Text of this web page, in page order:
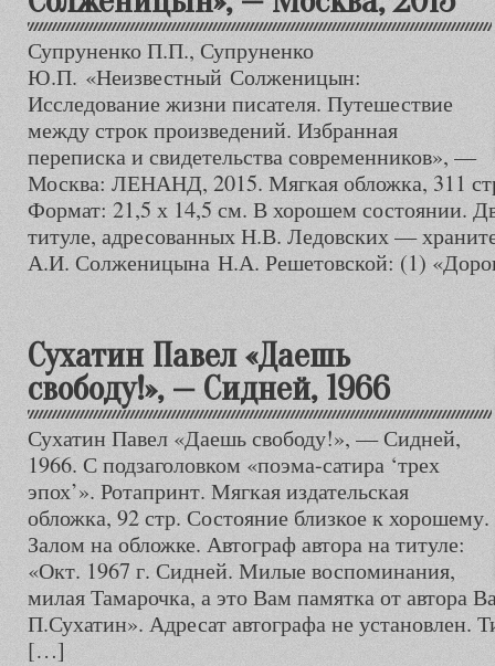
Супруненко П.П., Супруненко
Ю.П. «Неизвестный Солженицын:
Исследование жизни писателя. Путешествие
между строк произведений. Избранная
переписка и свидетельства современников», —
Москва: ЛЕНАНД, 2015. Мягкая обложка, 311
Формат: 21,5 х 14,5 см. В хорошем состоянии.
титуле, адресованных Н.В. Ледовских —
А.И. Солженицына Н.А. Решетовской: (1)
Сухатин Павел «Даешь
свободу!», — Сидней, 1966
Сухатин Павел «Даешь свободу!», — Сидней,
1966. С подзаголовком «поэма-сатира ‘трех
эпох’». Ротапринт. Мягкая издательская
обложка, 92 стр. Состояние близкое к хорошему.
Залом на обложке. Автограф автора на титуле:
«Окт. 1967 г. Сидней. Милые воспоминания,
милая Тамарочка, а это Вам памятка от автора
П.Сухатин». Адресат автографа не установлен.
[…]